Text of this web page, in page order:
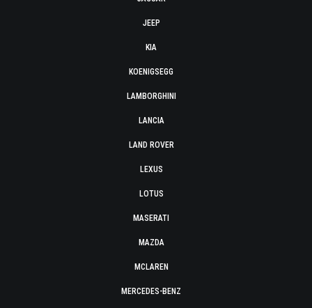
JEEP
KIA
KOENIGSEGG
LAMBORGHINI
LANCIA
LAND ROVER
LEXUS
LOTUS
MASERATI
MAZDA
MCLAREN
MERCEDES-BENZ